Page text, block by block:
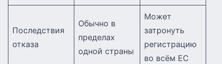
Последствия
отказа
Обычно в
пределах
одной страны
Может
затронуть
регистрацию
во всём ЕС